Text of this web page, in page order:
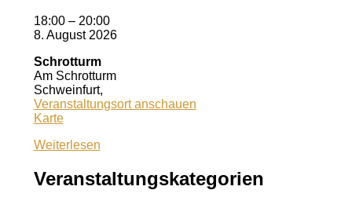
18:00 – 20:00
8. August 2026
Schrotturm
Am Schrotturm
Schweinfurt,
Veranstaltungsort anschauen
KarteSchrotturm
Weiterlesen
Veranstaltungskategorien